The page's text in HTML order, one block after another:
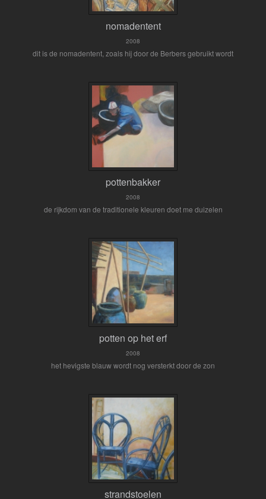
nomadentent
2008
dit is de nomadentent, zoals hij door de Berbers gebruikt wordt
pottenbakker
2008
de rijkdom van de traditionele kleuren doet me duizelen
potten op het erf
2008
het hevigste blauw wordt nog versterkt door de zon
strandstoelen